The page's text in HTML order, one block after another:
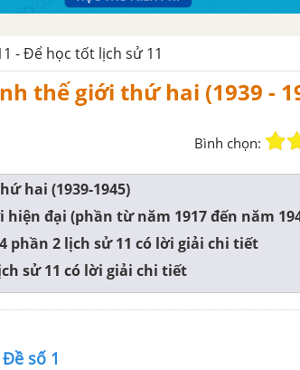
- Để học tốt lịch sử 11
thế giới thứ hai (1939 -
Bình chọn:
hai (1939-1945)
đại (phần từ năm 1917 đến năm
phần 2 lịch sử 11 có lời giải chi tiết
sử 11 có lời giải chi tiết
số 1